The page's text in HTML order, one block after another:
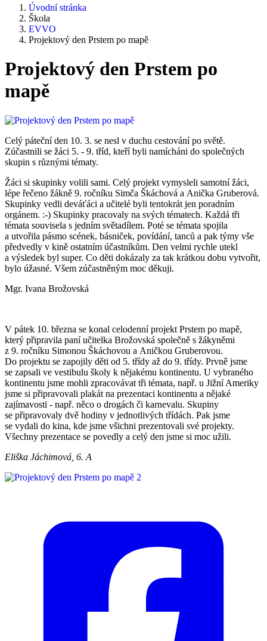
Úvodní stránka
Škola
EVVO
Projektový den Prstem po mapě
Projektový den Prstem po
mapě
Celý páteční den 10. 3. se nesl v duchu cestování po světě.
Zúčastnili se žáci 5. - 9. tříd, kteří byli namícháni do společných
skupin s různými tématy.
Žáci si skupinky volili sami. Celý projekt vymysleli samotní žáci,
lépe řečeno žákně 9. ročníku Simča Škáchová a Anička Gruberová.
Skupinky vedli deváťáci a učitelé byli tentokrát jen poradním
orgánem. :-) Skupinky pracovaly na svých tématech. Každá tři
témata souvisela s jedním světadílem. Poté se témata spojila
a utvořila pásmo scének, básniček, povídání, tanců a pak týmy vše
předvedly v kině ostatním účastníkům. Den velmi rychle utekl
a výsledek byl super. Co děti dokázaly za tak krátkou dobu vytvořit,
bylo úžasné. Všem zúčastněným moc děkuji.
Mgr. Ivana Brožovská
V pátek 10. března se konal celodenní projekt Prstem po mapě,
který připravila paní učitelka Brožovská společně s žákyněmi
z 9. ročníku Simonou Škáchovou a Aničkou Gruberovou.
Do projektu se zapojily děti od 5. třídy až do 9. třídy. Prvně jsme
se zapsali ve vestibulu školy k nějakému kontinentu. U vybraného
kontinentu jsme mohli zpracovávat tři témata, např. u Jižní Ameriky
jsme si připravovali plakát na prezentaci kontinentu a nějaké
zajímavosti - např. něco o drogách či karnevalu. Skupiny
se připravovaly dvě hodiny v jednotlivých třídách. Pak jsme
se vydali do kina, kde jsme všichni prezentovali své projekty.
Všechny prezentace se povedly a celý den jsme si moc užili.
Eliška Jáchimová, 6. A